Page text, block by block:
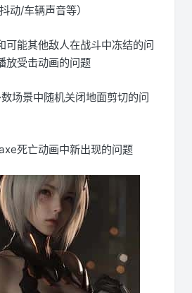
动/车辆声音等）
可能其他敌人在战斗中冻结的问
放受击动画的问题
场景中随机关闭地面剪切的问
死亡动画中新出现的问题